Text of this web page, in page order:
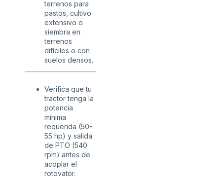
terrenos para
pastos, cultivo
extensivo o
siembra en
terrenos
difíciles o con
suelos densos.
Verifica que tu
tractor tenga la
potencia
mínima
requerida (50-
55 hp) y salida
de PTO (540
rpm) antes de
acoplar el
rotovator.